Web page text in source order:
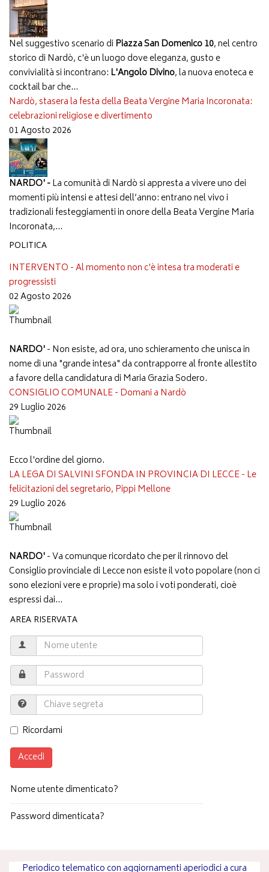
Nel suggestivo scenario di Piazza San Domenico 10, nel centro
storico di Nardò, c'è un luogo dove eleganza, gusto e
convivialità si incontrano: L'Angolo Divino, la nuova enoteca e
cocktail bar che...
Nardò, stasera la festa della Beata Vergine Maria Incoronata:
celebrazioni religiose e divertimento
01 Agosto 2026
NARDO' -La comunità di Nardò si appresta a vivere uno dei
momenti più intensi e attesi dell’anno: entrano nel vivo i
tradizionali festeggiamenti in onore della Beata Vergine Maria
Incoronata,...
POLITICA
INTERVENTO - Al momento non c'è intesa tra moderati e
progressisti
02 Agosto 2026
NARDO'- Non esiste, ad ora, uno schieramento che unisca in
nome di una "grande intesa" da contrapporre al fronte allestito
a favore della candidatura di Maria Grazia Sodero.
CONSIGLIO COMUNALE - Domani a Nardò
29 Luglio 2026
Ecco l'ordine del giorno.
LA LEGA DI SALVINI SFONDA IN PROVINCIA DI LECCE - Le
felicitazioni del segretario, Pippi Mellone
29 Luglio 2026
NARDO'- Va comunque ricordato che per il rinnovo del
Consiglio provinciale di Lecce non esiste il voto popolare (non ci
sono elezioni vere e proprie) ma solo i voti ponderati, cioè
espressi dai...
AREA RISERVATA
Ricordami
Accedi
Nome utente dimenticato?
Password dimenticata?
Periodico telematico con aggiornamenti aperiodici a cura